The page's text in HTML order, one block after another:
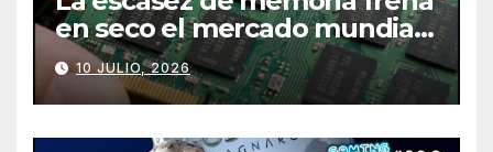
en seco el mercado mundial
de PCs
10 JULIO, 2026